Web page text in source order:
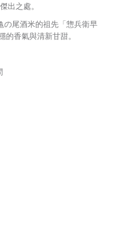
出之處。
の尾酒米的祖先「惣兵衛早
的香氣與清新甘甜。